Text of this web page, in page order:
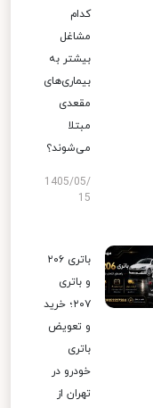
کدام
مشاغل
بیشتر به
بیماری‌های
مقعدی
مبتلا
می‌شوند؟
1405/05/
15
باتری ۲۰۶
و باتری
۲۰۷؛ خرید
و تعویض
باتری
خودرو در
تهران از